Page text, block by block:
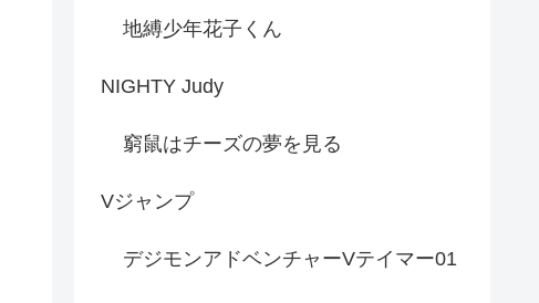
地縛少年花子くん
NIGHTY Judy
窮鼠はチーズの夢を見る
Vジャンプ
デジモンアドベンチャーVテイマー01